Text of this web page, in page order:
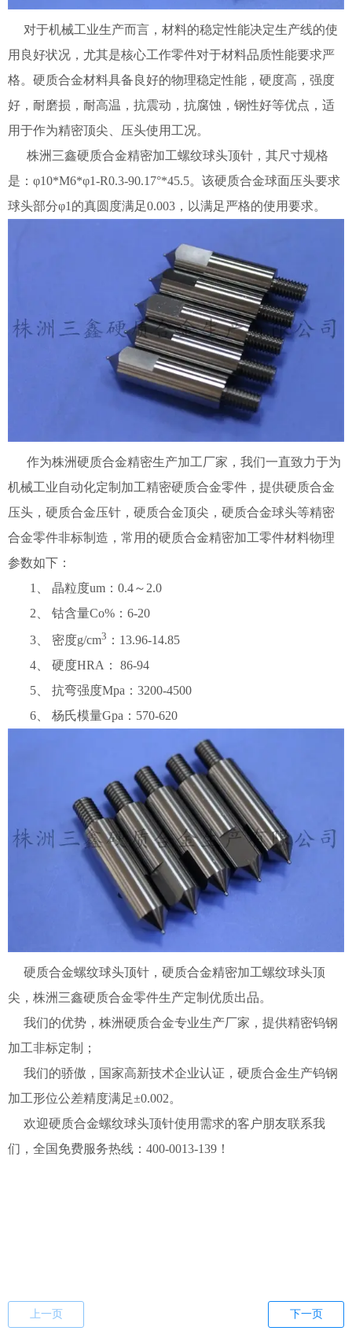
对于机械工业生产而言，材料的稳定性能决定生产线的使
用良好状况，尤其是核心工作零件对于材料品质性能要求严
格。硬质合金材料具备良好的物理稳定性能，硬度高，强度
好，耐磨损，耐高温，抗震动，抗腐蚀，钢性好等优点，适
用于作为精密顶尖、压头使用工况。
株洲三鑫硬质合金精密加工螺纹球头顶针，其尺寸规格
是：φ10*M6*φ1-R0.3-90.17°*45.5。该硬质合金球面压头要求
球头部分φ1的真圆度满足0.003，以满足严格的使用要求。
作为株洲硬质合金精密生产加工厂家，我们一直致力于为
机械工业自动化定制加工精密硬质合金零件，提供硬质合金
压头，硬质合金压针，硬质合金顶尖，硬质合金球头等精密
合金零件非标制造，常用的硬质合金精密加工零件材料物理
参数如下：
1、 晶粒度um：0.4～2.0
2、 钴含量Co%：6-20
3、 密度g/cm3 ：13.96-14.85
4、 硬度HRA： 86-94
5、 抗弯强度Mpa：3200-4500
6、 杨氏模量Gpa：570-620
硬质合金螺纹球头顶针， 硬质合金精密加工螺纹球头顶
尖，株洲三鑫硬质合金零件生产定制优质出品。
我们的优势，株洲硬质合金专业生产厂家，提供精密钨钢
加工非标定制；
我们的骄傲，国家高新技术企业认证，硬质合金生产钨钢
加工形位公差精度满足±0.002。
欢迎硬质合金螺纹球头顶针使用需求的客户朋友联系我
们，全国免费服务热线：400-0013-139！
上一页 下一页